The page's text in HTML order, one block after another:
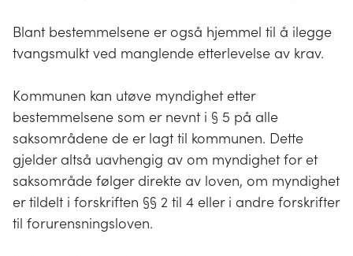
Blant bestemmelsene er også hjemmel til å ilegge
tvangsmulkt ved manglende etterlevelse av krav.
Kommunen kan utøve myndighet etter
bestemmelsene som er nevnt i § 5 på alle
saksområdene de er lagt til kommunen. Dette
gjelder altså uavhengig av om myndighet for et
saksområde følger direkte av loven, om myndighet
er tildelt i forskriften §§ 2 til 4 eller i andre forskrifter
til forurensningsloven.